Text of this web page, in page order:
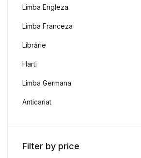
Limba Engleza
Limba Franceza
Librărie
Harti
Limba Germana
Anticariat
Filter by price